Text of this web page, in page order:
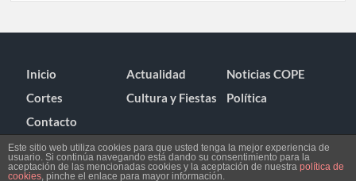
Inicio Actualidad
Noticias COPE
Cortes
Cultura y Fiestas
Política
Contacto
Este sitio web utiliza cookies para que usted tenga la mejor experiencia de
usuario. Si continúa navegando está dando su consentimiento para la
aceptación de las mencionadas cookies y la aceptación de nuestra política de
cookies, pinche el enlace para mayor información.